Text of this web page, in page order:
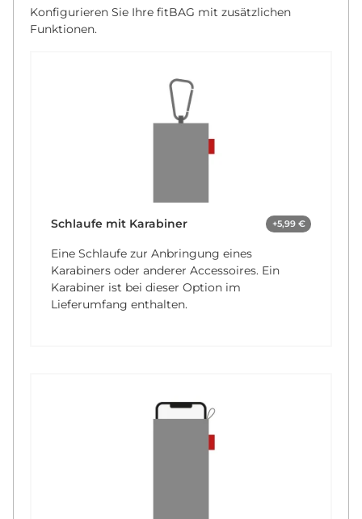
Konfigurieren Sie Ihre fitBAG mit zusätzlichen
Funktionen.
Schlaufe mit Karabiner +5,99 €
Eine Schlaufe zur Anbringung eines
Karabiners oder anderer Accessoires. Ein
Karabiner ist bei dieser Option im
Lieferumfang enthalten.